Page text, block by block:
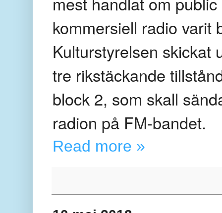
kommersiell radio varit
Kulturstyrelsen skickat
tre rikstäckande
block 2, som skall
radion på FM-bandet.
Read more »